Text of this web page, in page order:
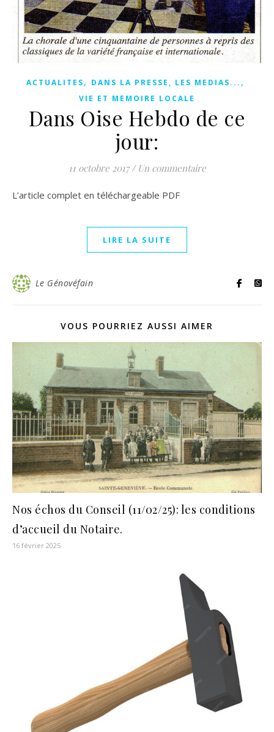
ACTUALITES, DANS LA PRESSE, LES MEDIAS... ,
VIE ET MEMOIRE LOCALE
Dans Oise Hebdo de ce
jour:
11 octobre 2017 / Un commentaire
L’article complet en téléchargeable PDF
LIRE LA SUITE
Le Génovéfain
VOUS POURRIEZ AUSSI AIMER
Nos échos du Conseil (11/02/25): les conditions
d’accueil du Notaire.
16 février 2025